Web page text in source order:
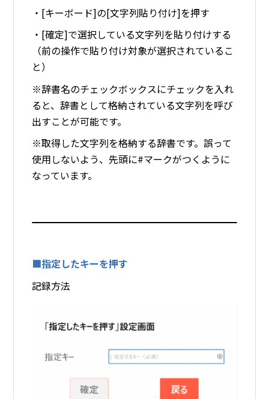
・[キーボード]の[文字列貼り付け]を押す
・[確定]で選択している文字列を貼り付けする
（前の操作で貼り付け対象が選択されているこ
と）
※辞書名のチェックボックスにチェックを入れ
ると、辞書として格納されている文字列を呼び
出すことが可能です。
※取得した文字列を格納する辞書です。誤って
使用しないよう、先頭に#マークがつくように
なっています。
■指定したキーを押す
記録方法